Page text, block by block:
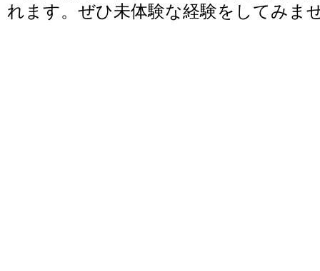
れます。ぜひ未体験な経験をしてみま